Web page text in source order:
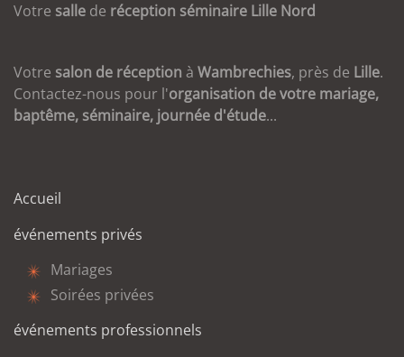
Votre salle de réception séminaire Lille Nord
Votre salon de réception à Wambrechies, près de Lille.
Contactez-nous pour l'organisation de votre mariage,
baptême, séminaire, journée d'étude...
Accueil
événements privés
Mariages
Soirées privées
événements professionnels